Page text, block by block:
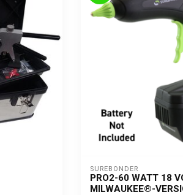
SUREBONDER
PRO2-60 WATT 18
MILWAUKEE®-